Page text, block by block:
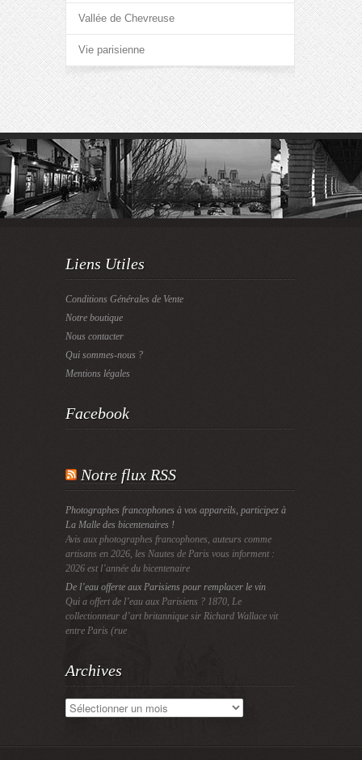
Vallée de Chevreuse
Vie parisienne
Liens Utiles
Conditions Générales de Vente
Notre boutique
Nous contacter
Qui sommes-nous ?
Mentions légales
Facebook
Notre flux RSS
Photographes francophones à vos appareils, participez à
La Malle des bicentenaires !
Avis aux photographes francophones, auteurs comme
artisans en 2026, les Nautes de Paris vous informent :
2026 est l’année du bicentenaire
De l’eau offerte aux Parisiens pour remplacer le vin
Qui a offert de l’eau aux Parisiens ? 1870, Le
collectionneur d’art britannique sir Richard Wallace vit
entre Paris (rue
Archives
Archives